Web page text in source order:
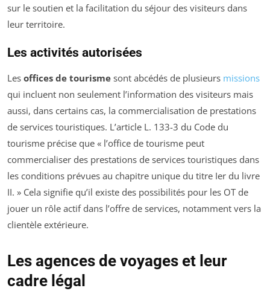
sur le soutien et la facilitation du séjour des visiteurs dans
leur territoire.
Les activités autorisées
Les offices de tourisme sont abcédés de plusieurs missions
qui incluent non seulement l’information des visiteurs mais
aussi, dans certains cas, la commercialisation de prestations
de services touristiques. L’article L. 133-3 du Code du
tourisme précise que « l’office de tourisme peut
commercialiser des prestations de services touristiques dans
les conditions prévues au chapitre unique du titre Ier du livre
II. » Cela signifie qu’il existe des possibilités pour les OT de
jouer un rôle actif dans l’offre de services, notamment vers la
clientèle extérieure.
Les agences de voyages et leur
cadre légal